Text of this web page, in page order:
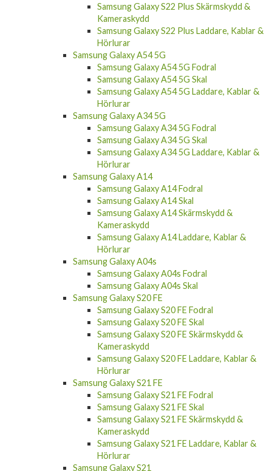
Samsung Galaxy S22 Plus Skärmskydd &
Kameraskydd
Samsung Galaxy S22 Plus Laddare, Kablar &
Hörlurar
Samsung Galaxy A54 5G
Samsung Galaxy A54 5G Fodral
Samsung Galaxy A54 5G Skal
Samsung Galaxy A54 5G Laddare, Kablar &
Hörlurar
Samsung Galaxy A34 5G
Samsung Galaxy A34 5G Fodral
Samsung Galaxy A34 5G Skal
Samsung Galaxy A34 5G Laddare, Kablar &
Hörlurar
Samsung Galaxy A14
Samsung Galaxy A14 Fodral
Samsung Galaxy A14 Skal
Samsung Galaxy A14 Skärmskydd &
Kameraskydd
Samsung Galaxy A14 Laddare, Kablar &
Hörlurar
Samsung Galaxy A04s
Samsung Galaxy A04s Fodral
Samsung Galaxy A04s Skal
Samsung Galaxy S20 FE
Samsung Galaxy S20 FE Fodral
Samsung Galaxy S20 FE Skal
Samsung Galaxy S20 FE Skärmskydd &
Kameraskydd
Samsung Galaxy S20 FE Laddare, Kablar &
Hörlurar
Samsung Galaxy S21 FE
Samsung Galaxy S21 FE Fodral
Samsung Galaxy S21 FE Skal
Samsung Galaxy S21 FE Skärmskydd &
Kameraskydd
Samsung Galaxy S21 FE Laddare, Kablar &
Hörlurar
Samsung Galaxy S21